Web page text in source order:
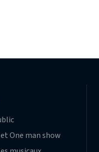
One man show